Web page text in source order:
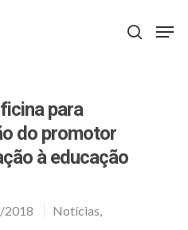
para
do promotor
à educação
2018 Notícias,